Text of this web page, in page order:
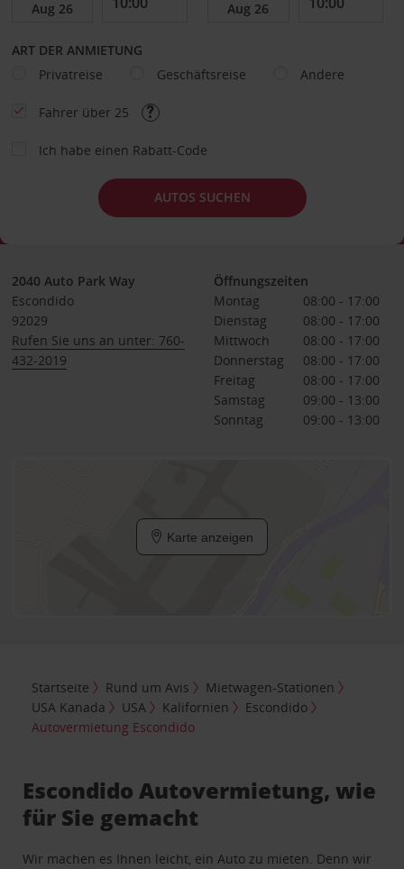
ART DER ANMIETUNG
Privatreise
Geschäftsreise Andere
Fahrer über 25
Ich habe einen Rabatt-Code
AUTOS SUCHEN
2040 Auto Park Way
Escondido
92029
Rufen Sie uns an unter: 760-
432-2019
Öffnungszeiten
Montag
08:00 - 17:00
Dienstag
08:00 - 17:00
Mittwoch
08:00 - 17:00
Donnerstag
08:00 - 17:00
Freitag
08:00 - 17:00
Samstag
09:00 - 13:00
Sonntag
09:00 - 13:00
Karte anzeigen
Startseite Rund um Avis
Mietwagen-Stationen
USA Kanada
USA Kalifornien
Escondido
Autovermietung Escondido
Escondido Autovermietung, wie
für Sie gemacht
Wir machen es Ihnen leicht, ein Auto zu mieten. Denn wir